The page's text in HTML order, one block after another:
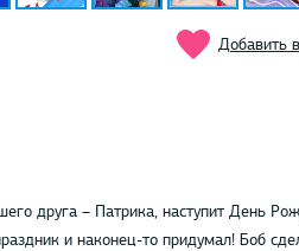
Добавить
друга – Патрика, наступит День
и наконец-то придумал! Боб